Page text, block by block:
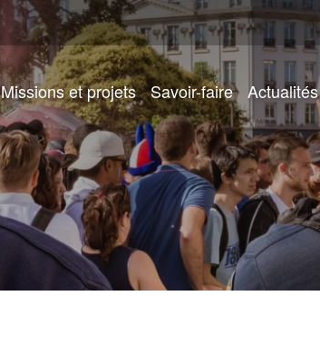
Missions et projets Savoir-faire Actualités